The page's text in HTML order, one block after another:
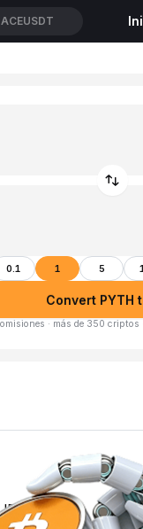
ACEUSDT
0.1 1 5
Convert PYTH
· más de 350 criptos
en